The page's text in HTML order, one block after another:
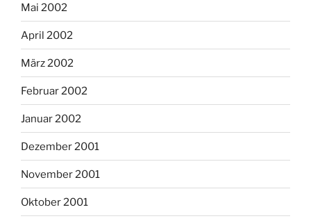
Mai 2002
April 2002
März 2002
Februar 2002
Januar 2002
Dezember 2001
November 2001
Oktober 2001